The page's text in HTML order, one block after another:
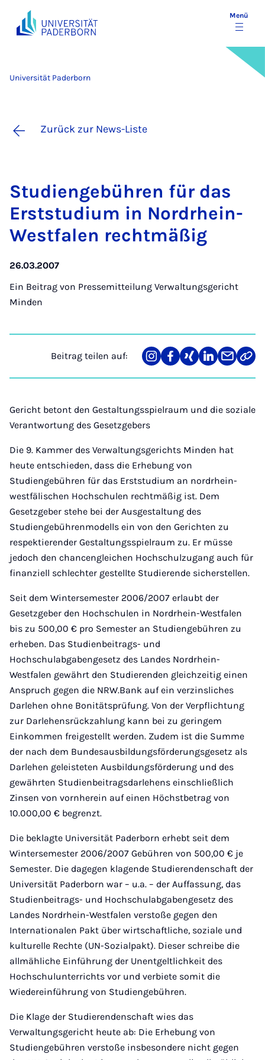
Menü
Universität Paderborn
Zurück zur News-Liste
Stu­dien­ge­büh­ren für das
Erst­stu­di­um in Nord­rhein-
West­fa­len recht­mä­ßig
26.03.2007
Ein Beitrag von Pressemitteilung Verwaltungsgericht
Minden
Beitrag teilen auf:
Teilen
auf
Teilen
auf
Teilen
auf
Teilen
auf
Teilen
über
Mail
Link
Gericht betont den Gestaltungsspielraum und die soziale
Verantwortung des Gesetzgebers
Die 9. Kammer des Verwaltungsgerichts Minden hat
heute entschieden, dass die Erhebung von
Studiengebühren für das Erststudium an nordrhein-
westfälischen Hochschulen rechtmäßig ist. Dem
Gesetzgeber stehe bei der Ausgestaltung des
Studiengebührenmodells ein von den Gerichten zu
respektierender Gestaltungsspielraum zu. Er müsse
jedoch den chancengleichen Hochschulzugang auch für
finanziell schlechter gestellte Studierende sicherstellen.
Seit dem Wintersemester 2006/2007 erlaubt der
Gesetzgeber den Hochschulen in Nordrhein-Westfalen
bis zu 500,00 € pro Semester an Studiengebühren zu
erheben. Das Studienbeitrags- und
Hochschulabgabengesetz des Landes Nordrhein-
Westfalen gewährt den Studierenden gleichzeitig einen
Anspruch gegen die NRW.Bank auf ein verzinsliches
Darlehen ohne Bonitätsprüfung. Von der Verpflichtung
zur Darlehensrückzahlung kann bei zu geringem
Einkommen freigestellt werden. Zudem ist die Summe
der nach dem Bundesausbildungsförderungsgesetz als
Darlehen geleisteten Ausbildungsförderung und des
gewährten Studienbeitragsdarlehens einschließlich
Zinsen von vornherein auf einen Höchstbetrag von
10.000,00 € begrenzt.
Die beklagte Universität Paderborn erhebt seit dem
Wintersemester 2006/2007 Gebühren von 500,00 € je
Semester. Die dagegen klagende Studierendenschaft der
Universität Paderborn war – u.a. – der Auffassung, das
Studienbeitrags- und Hochschulabgabengesetz des
Landes Nordrhein-Westfalen verstoße gegen den
Internationalen Pakt über wirtschaftliche, soziale und
kulturelle Rechte (UN-Sozialpakt). Dieser schreibe die
allmähliche Einführung der Unentgeltlichkeit des
Hochschulunterrichts vor und verbiete somit die
Wiedereinführung von Studiengebühren.
Die Klage der Studierendenschaft wies das
Verwaltungsgericht heute ab: Die Erhebung von
Studiengebühren verstoße insbesondere nicht gegen